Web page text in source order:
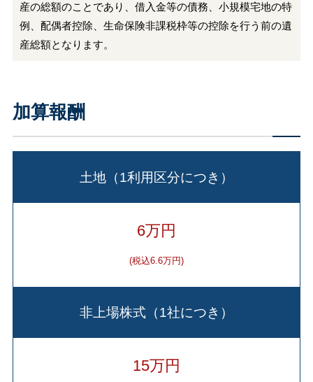
産の総額のことであり、借入金等の債務、小規模宅地の特
例、配偶者控除、生命保険非課税枠等の控除を行う前の遺
産総額となります。
加算報酬
土地（1利用区分につき）
6万円
(税込6.6万円)
非上場株式（1社につき）
15万円